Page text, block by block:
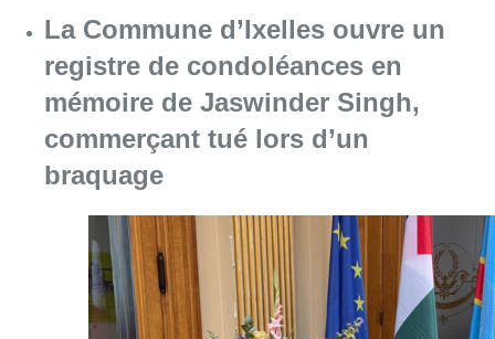
La Commune d’Ixelles ouvre un
registre de condoléances en
mémoire de Jaswinder Singh,
commerçant tué lors d’un
braquage